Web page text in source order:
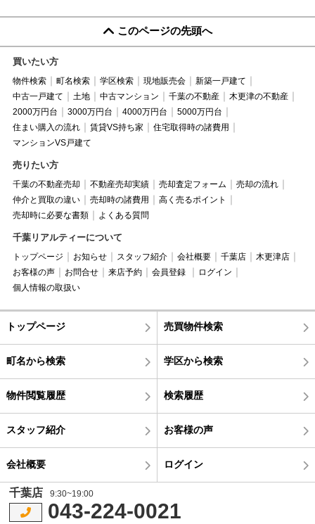
このページの先頭へ
買いたい方
物件検索 町名検索 学区検索 現地販売会
新築一戸建て
中古一戸建て
土地 中古マンション 千葉の不動産
木更津の不動産
2000万円台
3000万円台 4000万円台
5000万円台
住まい購入の流れ
賃貸VS持ち家
住宅取得時の諸費用
マンションVS戸建て
売りたい方
千葉の不動産売却 不動産売却実績 売却査定フォーム
売却の流れ
仲介と買取の違い
売却時の諸費用
高く売るポイント
売却時に必要な書類
よくある質問
千葉リアルティーについて
トップページ お知らせ スタッフ紹介 会社概要 千葉店
木更津店
お客様の声
お問合せ 来店予約 会員登録
ログイン
個人情報の取扱い
トップページ 売買物件検索
町名から検索 学区から検索
物件閲覧履歴 検索履歴
スタッフ紹介 お客様の声
会社概要 ログイン
千葉店 9:30~19:00
043-224-0021